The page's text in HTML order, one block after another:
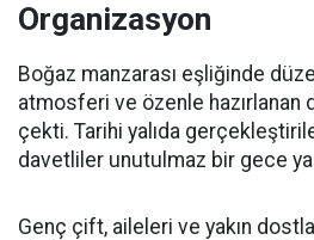
Organizasyon
Boğaz manzarası eşliğinde
atmosferi ve özenle hazırlanan
çekti. Tarihi yalıda
davetliler unutulmaz bir gece
Genç çift, aileleri ve yakın